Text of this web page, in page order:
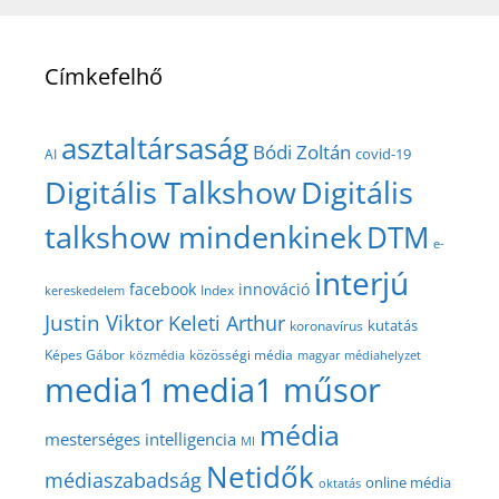
Címkefelhő
AI asztaltársaság Bódi Zoltán covid-19
Digitális TalkshowDigitális
talkshow mindenkinekDTM e-
kereskedelem facebook Index innováció interjú
Justin Viktor Keleti Arthur koronavírus kutatás
Képes Gábor közmédia közösségi média magyar médiahelyzet
media1 media1 műsor
mesterséges intelligencia MI média
médiaszabadság Netidők oktatás online média